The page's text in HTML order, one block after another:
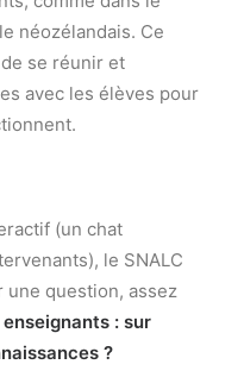
néozélandais. Ce
se réunir et
avec les élèves pour
(un chat
le SNALC
une question, assez
enseignants : sur
?